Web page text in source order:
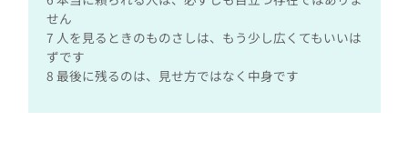
せん
7 人を見るときのものさしは、もう少し広くてもいいは
ずです
8 最後に残るのは、見せ方ではなく中身です